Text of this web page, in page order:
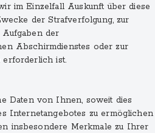
im Einzelfall Auskunft über diese
der Strafverfolgung, zur
der
Abschirmdienstes oder zur
erforderlich ist.
Daten von Ihnen, soweit dies
Internetangebotes zu ermöglichen
insbesondere Merkmale zu Ihrer